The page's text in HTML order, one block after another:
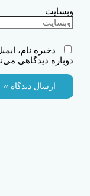
وبسایت
ذخیره نام،
دوباره دیدگاهی